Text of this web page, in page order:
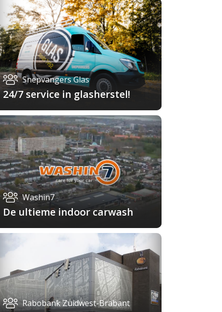
Snepvangers Glas
24/7 service in glasherstel!
Washin7
De ultieme indoor carwash
Rabobank Zuidwest-Brabant